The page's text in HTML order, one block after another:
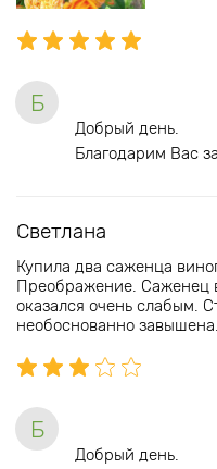
Б
Добрый день.
Благодарим Вас
Светлана
Купила два саженца
Преображение. Саженец
оказался очень слабым.
необоснованно
Б
Добрый день.